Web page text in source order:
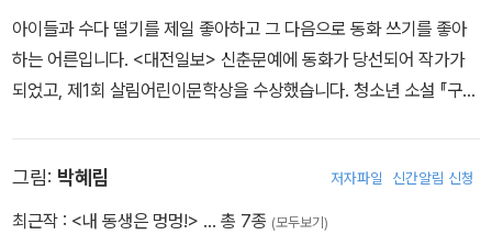
아이들과 수다 떨기를 제일 좋아하고 그 다음으로 동화 쓰기를 좋아
하는 어른입니다. <대전일보> 신춘문예에 동화가 당선되어 작가가
되었고, 제1회 살림어린이문학상을 수상했습니다. 청소년 소설 『구미
교양 『꼭꼭 씹어먹는 국어』 시리즈(전 5권) 등의 책이 있으며, 아동과
청소년 독자들에게 많은 사랑을 받고 있습니다.
그림: 박혜림 저자파일 신간알림 신청
최근작 : <내 동생은 멍멍!> … 총 7종 (모두보기)